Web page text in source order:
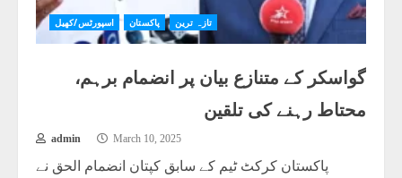
اسپورٹس/کھیل پاکستان تازہ ترین
گواسکر کے متنازع بیان پر انضمام برہم،
محتاط رہنے کی تلقین
admin March 10, 2025
پاکستان کرکٹ ٹیم کے سابق کپتان انضمام الحق نے